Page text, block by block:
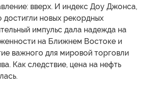
вверх. И индекс Доу Джонса,
достигли новых рекордных
импульс дала надежда на
на Ближнем Востоке и
важного для мировой торговли
Как следствие, цена на нефть